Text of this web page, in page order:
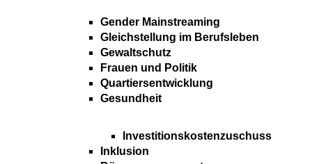
Gender Mainstreaming
Gleichstellung im Berufsleben
Gewaltschutz
Frauen und Politik
Quartiersentwicklung
Gesundheit
Investitionskostenzuschuss
Inklusion